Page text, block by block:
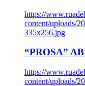
https://
content/uploads/
335x256.jpg
“PROSA”
https://
content/uploads/